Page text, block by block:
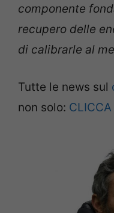
componente
recupero delle
di calibrarle al
Tutte le news sul
non solo: CLICCA